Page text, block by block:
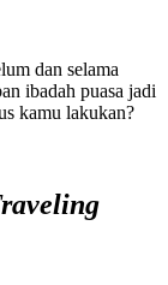
dan selama
ibadah puasa jadi
kamu lakukan?